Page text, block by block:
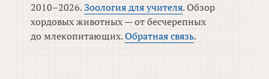
2010–2026.Зоология для учителя. Обзор
хордовых животных — от бесчерепных
до млекопитающих.Обратная связь.